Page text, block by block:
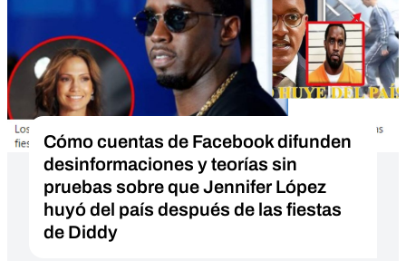
Cómo cuentas de Facebook difunden
desinformaciones y teorías sin
pruebas sobre que Jennifer López
huyó del país después de las fiestas
de Diddy